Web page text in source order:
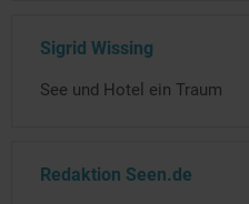
Sigrid Wissing
See und Hotel ein Traum
Redaktion Seen.de